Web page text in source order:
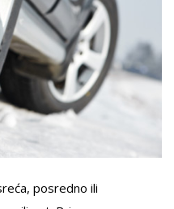
posredno ili